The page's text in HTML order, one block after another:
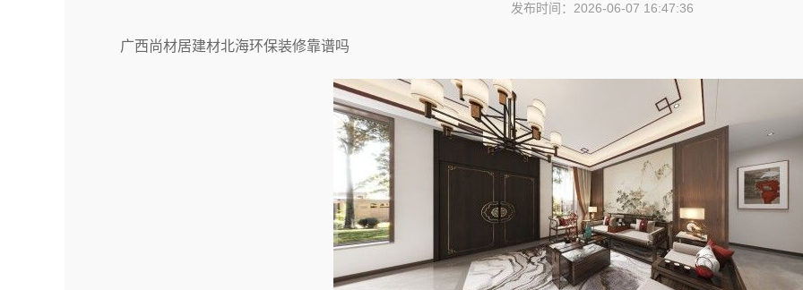
发布时间：2026-06-07 16:47:36
广西尚材居建材北海环保装修靠谱吗